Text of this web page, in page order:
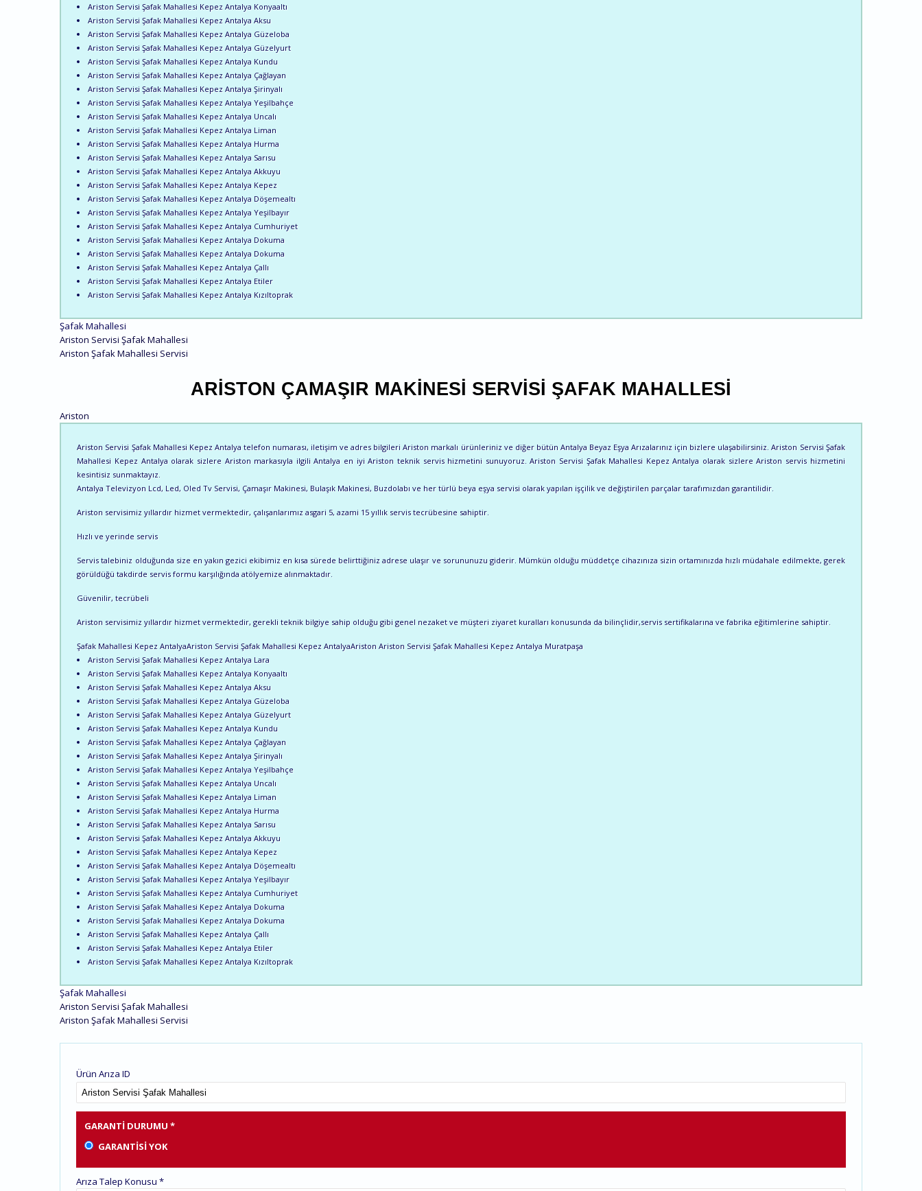
Ariston Servisi Şafak Mahallesi Kepez Antalya Konyaaltı
Ariston Servisi Şafak Mahallesi Kepez Antalya Aksu
Ariston Servisi Şafak Mahallesi Kepez Antalya Güzeloba
Ariston Servisi Şafak Mahallesi Kepez Antalya Güzelyurt
Ariston Servisi Şafak Mahallesi Kepez Antalya Kundu
Ariston Servisi Şafak Mahallesi Kepez Antalya Çağlayan
Ariston Servisi Şafak Mahallesi Kepez Antalya Şirinyalı
Ariston Servisi Şafak Mahallesi Kepez Antalya Yeşilbahçe
Ariston Servisi Şafak Mahallesi Kepez Antalya Uncalı
Ariston Servisi Şafak Mahallesi Kepez Antalya Liman
Ariston Servisi Şafak Mahallesi Kepez Antalya Hurma
Ariston Servisi Şafak Mahallesi Kepez Antalya Sarısu
Ariston Servisi Şafak Mahallesi Kepez Antalya Akkuyu
Ariston Servisi Şafak Mahallesi Kepez Antalya Kepez
Ariston Servisi Şafak Mahallesi Kepez Antalya Döşemealtı
Ariston Servisi Şafak Mahallesi Kepez Antalya Yeşilbayır
Ariston Servisi Şafak Mahallesi Kepez Antalya Cumhuriyet
Ariston Servisi Şafak Mahallesi Kepez Antalya Dokuma
Ariston Servisi Şafak Mahallesi Kepez Antalya Dokuma
Ariston Servisi Şafak Mahallesi Kepez Antalya Çallı
Ariston Servisi Şafak Mahallesi Kepez Antalya Etiler
Ariston Servisi Şafak Mahallesi Kepez Antalya Kızıltoprak
Şafak Mahallesi
Ariston Servisi Şafak Mahallesi
Ariston Şafak Mahallesi Servisi
ARISTON ÇAMAŞIR MAKINESI SERVISI ŞAFAK MAHALLESI
Ariston
Ariston Servisi Şafak Mahallesi Kepez Antalya telefon numarası, iletişim ve adres bilgileri Ariston markalı ürünleriniz ve diğer bütün Antalya Beyaz Eşya Arızalarınız için bizlere ulaşabilirsiniz. Ariston Servisi Şafak
Mahallesi Kepez Antalya olarak sizlere Ariston markasıyla ilgili Antalya en iyi Ariston teknik servis hizmetini sunuyoruz. Ariston Servisi Şafak Mahallesi Kepez Antalya olarak sizlere Ariston servis hizmetini
kesintisiz sunmaktayız.
Antalya Televizyon Lcd, Led, Oled Tv Servisi, Çamaşır Makinesi, Bulaşık Makinesi, Buzdolabı ve her türlü beya eşya servisi olarak yapılan işçilik ve değiştirilen parçalar tarafımızdan garantilidir.
Ariston servisimiz yıllardır hizmet vermektedir, çalışanlarımız asgari 5, azami 15 yıllık servis tecrübesine sahiptir.
Hızlı ve yerinde servis
Servis talebiniz olduğunda size en yakın gezici ekibimiz en kısa sürede belirttiğiniz adrese ulaşır ve sorununuzu giderir. Mümkün olduğu müddetçe cihazınıza sizin ortamınızda hızlı müdahale edilmekte, gerek
görüldüğü takdirde servis formu karşılığında atölyemize alınmaktadır.
Güvenilir, tecrübeli
Ariston servisimiz yıllardır hizmet vermektedir, gerekli teknik bilgiye sahip olduğu gibi genel nezaket ve müşteri ziyaret kuralları konusunda da bilinçlidir,servis sertifikalarına ve fabrika eğitimlerine sahiptir.
Şafak Mahallesi Kepez AntalyaAriston Servisi Şafak Mahallesi Kepez AntalyaAriston Ariston Servisi Şafak Mahallesi Kepez Antalya Muratpaşa
Ariston Servisi Şafak Mahallesi Kepez Antalya Lara
Ariston Servisi Şafak Mahallesi Kepez Antalya Konyaaltı
Ariston Servisi Şafak Mahallesi Kepez Antalya Aksu
Ariston Servisi Şafak Mahallesi Kepez Antalya Güzeloba
Ariston Servisi Şafak Mahallesi Kepez Antalya Güzelyurt
Ariston Servisi Şafak Mahallesi Kepez Antalya Kundu
Ariston Servisi Şafak Mahallesi Kepez Antalya Çağlayan
Ariston Servisi Şafak Mahallesi Kepez Antalya Şirinyalı
Ariston Servisi Şafak Mahallesi Kepez Antalya Yeşilbahçe
Ariston Servisi Şafak Mahallesi Kepez Antalya Uncalı
Ariston Servisi Şafak Mahallesi Kepez Antalya Liman
Ariston Servisi Şafak Mahallesi Kepez Antalya Hurma
Ariston Servisi Şafak Mahallesi Kepez Antalya Sarısu
Ariston Servisi Şafak Mahallesi Kepez Antalya Akkuyu
Ariston Servisi Şafak Mahallesi Kepez Antalya Kepez
Ariston Servisi Şafak Mahallesi Kepez Antalya Döşemealtı
Ariston Servisi Şafak Mahallesi Kepez Antalya Yeşilbayır
Ariston Servisi Şafak Mahallesi Kepez Antalya Cumhuriyet
Ariston Servisi Şafak Mahallesi Kepez Antalya Dokuma
Ariston Servisi Şafak Mahallesi Kepez Antalya Dokuma
Ariston Servisi Şafak Mahallesi Kepez Antalya Çallı
Ariston Servisi Şafak Mahallesi Kepez Antalya Etiler
Ariston Servisi Şafak Mahallesi Kepez Antalya Kızıltoprak
Şafak Mahallesi
Ariston Servisi Şafak Mahallesi
Ariston Şafak Mahallesi Servisi
Ürün Arıza ID
GARANTI DURUMU *
GARANTISI YOK
Arıza Talep Konusu*